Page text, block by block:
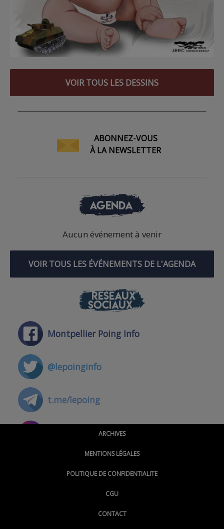
VOIR TOUS LES DESSINS
ABONNEZ-VOUS
À LA NEWSLETTER
AGENDA
Aucun événement à venir
VOIR TOUS LES ÉVÉNEMENTS DE L'AGENDA
RÉSEAUX
SOCIAUX
Montpellier Poing Info
@lepoinginfo
t.me/lepoing
@montpellierpoinginfo
@LePoingMontpellier
ARCHIVES
MENTIONS LÉGALES
POLITIQUE DE CONFIDENTIALITE
CGU
CONTACT